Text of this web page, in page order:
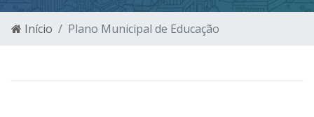
Início Plano Municipal de Educação